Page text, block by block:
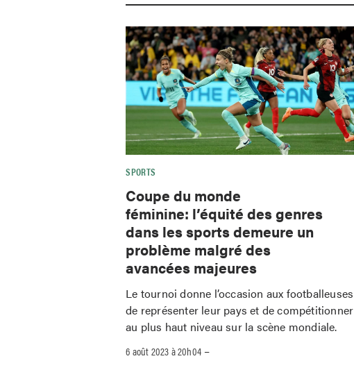
SPORTS
Coupe du monde
féminine: l’équité des genres
dans les sports demeure un
problème malgré des
avancées majeures
Le tournoi donne l’occasion aux footballeuses
de représenter leur pays et de compétitionner
au plus haut niveau sur la scène mondiale.
6 août 2023 à 20h04 –